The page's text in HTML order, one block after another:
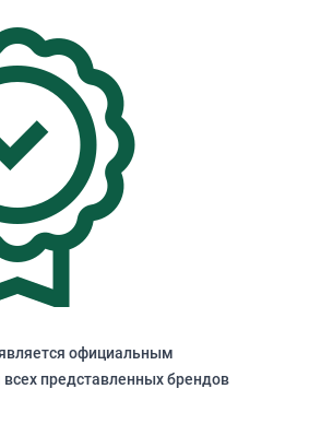
официальным
представленных брендов